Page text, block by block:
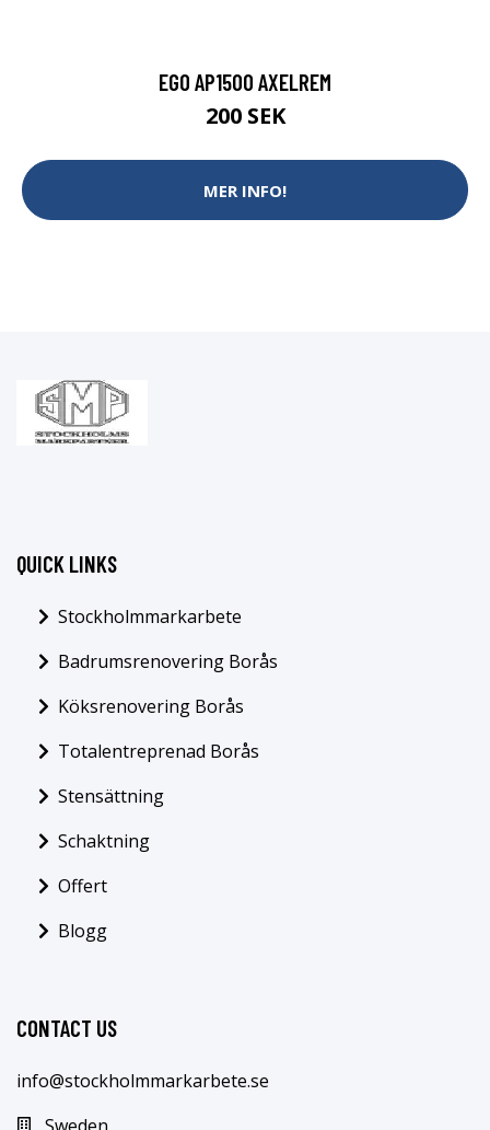
EGO AP1500 AXELREM
200 SEK
MER INFO!
QUICK LINKS
Stockholmmarkarbete
Badrumsrenovering Borås
Köksrenovering Borås
Totalentreprenad Borås
Stensättning
Schaktning
Offert
Blogg
CONTACT US
info@stockholmmarkarbete.se